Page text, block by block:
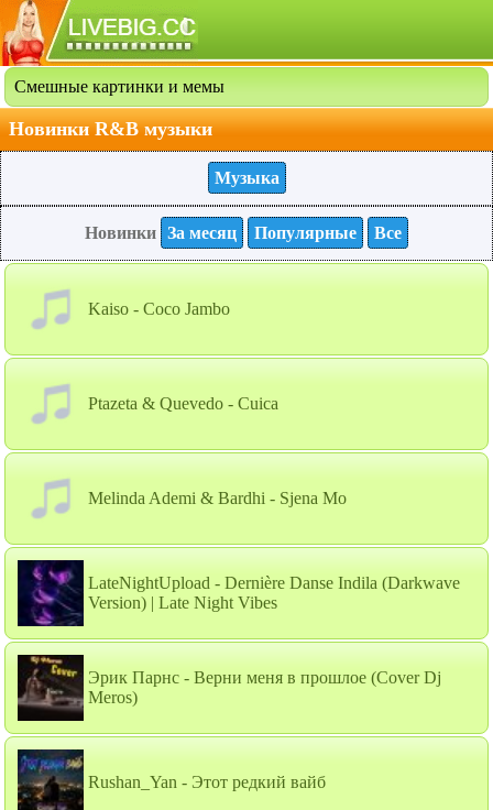
Смешные картинки и мемы
Новинки R&B музыки
Музыка
Новинки За месяц Популярные Все
Kaiso - Coco Jambo
Ptazeta & Quevedo - Cuica
Melinda Ademi & Bardhi - Sjena Mo
LateNightUpload - Dernière Danse Indila (Darkwave
Version) | Late Night Vibes
Эрик Парнс - Верни меня в прошлое (Cover Dj
Meros)
Rushan_Yan - Этот редкий вайб